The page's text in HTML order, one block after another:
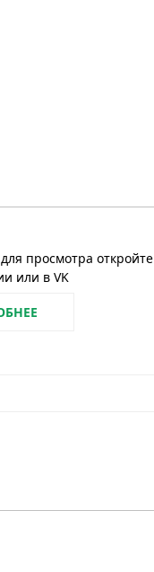
просмотра откройте
или в VK